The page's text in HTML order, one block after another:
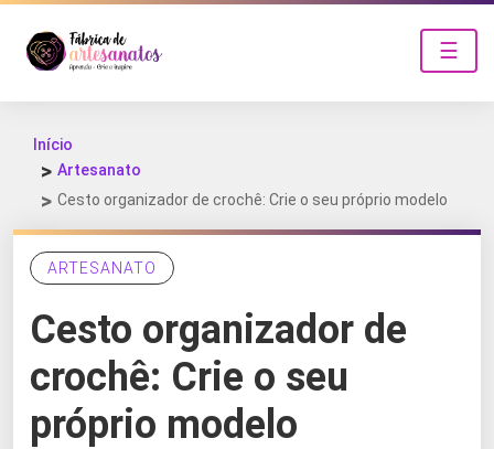
☰
Início
Artesanato
Cesto organizador de crochê: Crie o seu próprio modelo
ARTESANATO
Cesto organizador de
crochê: Crie o seu
próprio modelo